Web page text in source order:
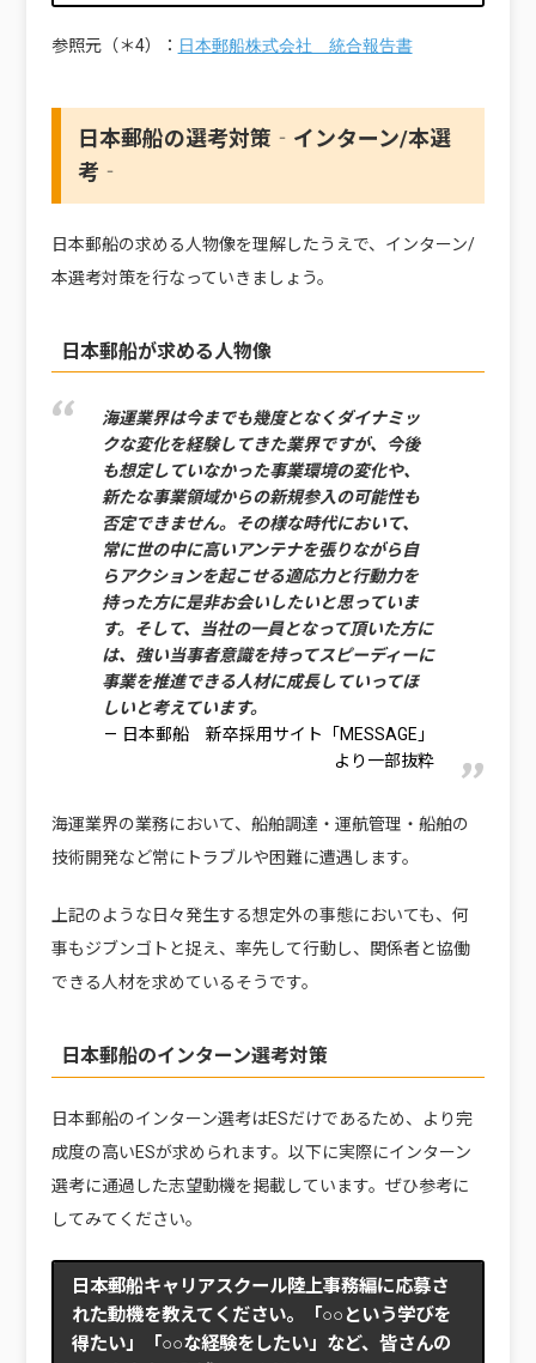
参照元（＊4）： 日本郵船株式会社 統合報告書
日本郵船の選考対策‐インターン/本選
考‐
日本郵船の求める人物像を理解したうえで、インターン/
本選考対策を行なっていきましょう。
日本郵船が求める人物像
海運業界は今までも幾度となくダイナミッ
クな変化を経験してきた業界ですが、今後
も想定していなかった事業環境の変化や、
新たな事業領域からの新規参入の可能性も
否定できません。その様な時代において、
常に世の中に高いアンテナを張りながら自
らアクションを起こせる適応力と行動力を
持った方に是非お会いしたいと思っていま
す。そして、当社の一員となって頂いた方に
は、強い当事者意識を持ってスピーディーに
事業を推進できる人材に成長していってほ
しいと考えています。
日本郵船 新卒採用サイト「MESSAGE」
より一部抜粋
海運業界の業務において、船舶調達・運航管理・船舶の
技術開発など常にトラブルや困難に遭遇します。
上記のような 日々発生する想定外の事態においても、何
事もジブンゴトと捉え、率先して行動し、関係者と協働
できる人材を求めているそうです。
日本郵船のインターン選考対策
日本郵船のインターン選考はESだけであるため、より完
成度の高いESが求められます。以下に実際にインターン
選考に通過した志望動機を掲載しています。ぜひ参考に
してみてください。
日本郵船キャリアスクール陸上事務編に応募さ
れた動機を教えてください。「○○という学びを
得たい」「○○な経験をしたい」など、皆さんの